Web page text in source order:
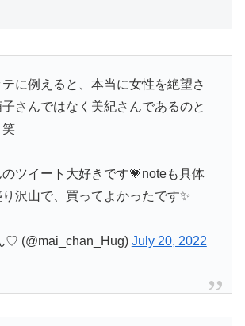
に例えると、本当に女性を絶望さ
さんではなく美紀さんであるのと
笑
ツイート大好きです💗noteも具体
沢山で、買ってよかったです✨
♡ (@mai_chan_Hug) July 20, 2022